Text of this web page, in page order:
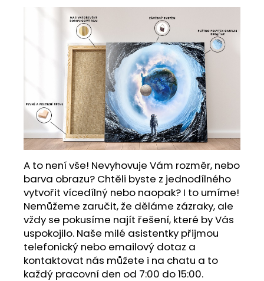
A to není vše! Nevyhovuje Vám rozměr, nebo
barva obrazu? Chtěli byste z jednodílného
vytvořit vícedílný nebo naopak? I to umíme!
Nemůžeme zaručit, že děláme zázraky, ale
vždy se pokusíme najít řešení, které by Vás
uspokojilo. Naše milé asistentky přijmou
telefonický nebo emailový dotaz a
kontaktovat nás můžete i na chatu a to
každý pracovní den od 7:00 do 15:00.